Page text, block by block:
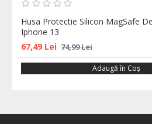
Husa Protectie Silicon MagSafe
Iphone 13
67,49 Lei 74,99 Lei
Adaugă în Coş